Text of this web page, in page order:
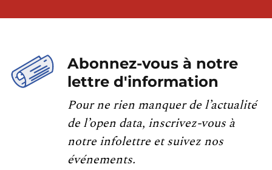
Abonnez-vous à notre
lettre d'information
Pour ne rien manquer de l’actualité
de l’open data, inscrivez-vous à
notre infolettre et suivez nos
événements.